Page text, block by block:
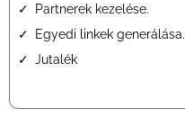
Partnerek kezelése.
Egyedi linkek generálása.
Jutalék